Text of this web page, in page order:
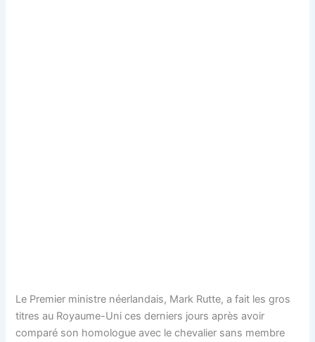
Le Premier ministre néerlandais, Mark Rutte, a fait les gros
titres au Royaume-Uni ces derniers jours après avoir
comparé son homologue avec le chevalier sans membre